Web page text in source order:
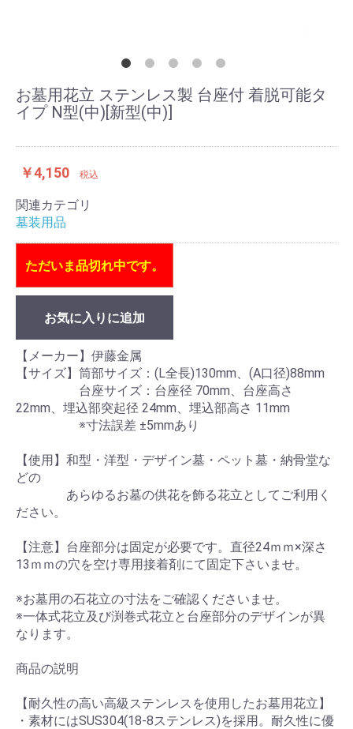
お墓用花立 ステンレス製 台座付 着脱可能タ
イプ N型(中)[新型(中)]
￥4,150 税込
関連カテゴリ
墓装用品
ただいま品切れ中です。
お気に入りに追加
【メーカー】伊藤金属
【サイズ】筒部サイズ：(L全長)130mm、(A口径)88mm
台座サイズ：台座径 70mm、台座高さ
22mm、埋込部突起径 24mm、埋込部高さ 11mm
※寸法誤差 ±5mmあり
【使用】和型・洋型・デザイン墓・ペット墓・納骨堂な
どの
あらゆるお墓の供花を飾る花立としてご利用く
ださい。
【注意】台座部分は固定が必要です。直径24ｍｍ×深さ
13ｍｍの穴を空け専用接着剤にて固定下さいませ。
※お墓用の石花立の寸法をご確認くださいませ。
※一体式花立及び渕巻式花立と台座部分のデザインが異
なります。
商品の説明
【耐久性の高い高級ステンレスを使用したお墓用花立】
・素材にはSUS304(18-8ステンレス)を採用。耐久性に優